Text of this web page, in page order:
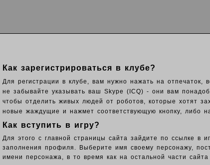
Как зарегистрироваться в клубе?
Для регистрации в клубе, вам нужно нажать на отпечаток,
не забывайте указывать ваш Skype (ICQ) - они вам
чтобы отделить живых людей от роботов, которые хотят
новые жаждущие и нажмет соответствующую кнопку, либо
Как вступить в игру?
Для этого с главной страницы сайта зайдите по ссылке в
заполнения профиля. Выберите имя своему персонажу,
имени персонажа, в то время как на остальной части